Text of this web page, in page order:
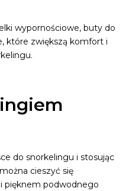
wypornościowe, buty do
które zwiększą komfort i
do snorkelingu i stosując
cieszyć się
pięknem podwodnego